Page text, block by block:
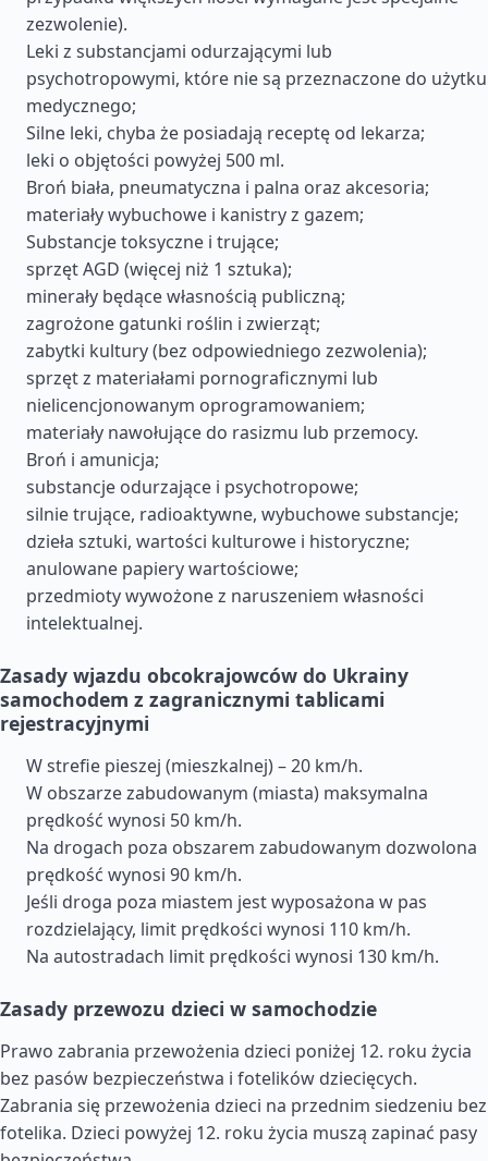
zezwolenie).
Leki z substancjami odurzającymi lub
psychotropowymi, które nie są przeznaczone do użytku
medycznego;
Silne leki, chyba że posiadają receptę od lekarza;
leki o objętości powyżej 500 ml.
Broń biała, pneumatyczna i palna oraz akcesoria;
materiały wybuchowe i kanistry z gazem;
Substancje toksyczne i trujące;
sprzęt AGD (więcej niż 1 sztuka);
minerały będące własnością publiczną;
zagrożone gatunki roślin i zwierząt;
zabytki kultury (bez odpowiedniego zezwolenia);
sprzęt z materiałami pornograficznymi lub
nielicencjonowanym oprogramowaniem;
materiały nawołujące do rasizmu lub przemocy.
Broń i amunicja;
substancje odurzające i psychotropowe;
silnie trujące, radioaktywne, wybuchowe substancje;
dzieła sztuki, wartości kulturowe i historyczne;
anulowane papiery wartościowe;
przedmioty wywożone z naruszeniem własności
intelektualnej.
Zasady wjazdu obcokrajowców do Ukrainy
samochodem z zagranicznymi tablicami
rejestracyjnymi
W strefie pieszej (mieszkalnej) – 20 km/h.
W obszarze zabudowanym (miasta) maksymalna
prędkość wynosi 50 km/h.
Na drogach poza obszarem zabudowanym dozwolona
prędkość wynosi 90 km/h.
Jeśli droga poza miastem jest wyposażona w pas
rozdzielający, limit prędkości wynosi 110 km/h.
Na autostradach limit prędkości wynosi 130 km/h.
Zasady przewozu dzieci w samochodzie
Prawo zabrania przewożenia dzieci poniżej 12. roku życia
bez pasów bezpieczeństwa i fotelików dziecięcych.
Zabrania się przewożenia dzieci na przednim siedzeniu bez
fotelika. Dzieci powyżej 12. roku życia muszą zapinać pasy